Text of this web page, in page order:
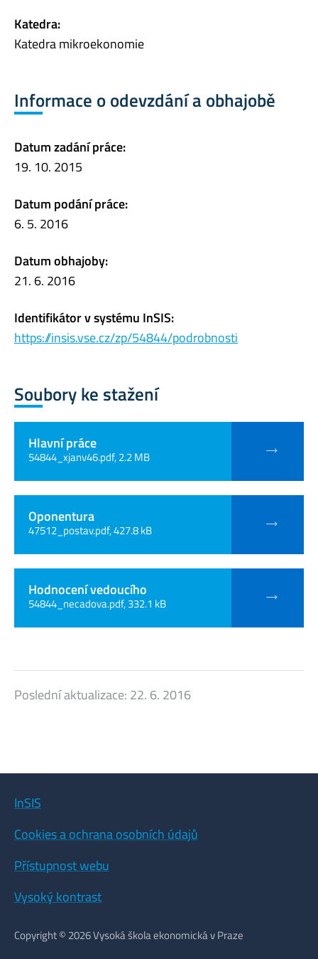
Katedra:
Katedra mikroekonomie
Informace o odevzdání a obhajobě
Datum zadání práce:
19. 10. 2015
Datum podání práce:
6. 5. 2016
Datum obhajoby:
21. 6. 2016
Identifikátor v systému InSIS:
https://insis.vse.cz/zp/54844/podrobnosti
Soubory ke stažení
Hlavní práce
54844_xjanv46.pdf, 2.2 MB
Oponentura
47512_postav.pdf, 427.8 kB
Hodnocení vedoucího
54844_necadova.pdf, 332.1 kB
Poslední aktualizace: 22. 6. 2016
InSIS
Cookies a ochrana osobních údajů
Přístupnost webu
Vysoký kontrast
Copyright © 2026 Vysoká škola ekonomická v Praze